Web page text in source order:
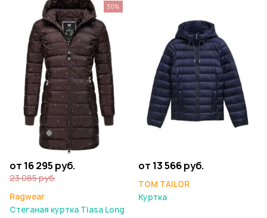
от 16 295 руб.
23 085 руб.
Ragwear
Стеганая куртка Tiasa Long
30%
от 13 566 руб.
TOM TAILOR
Куртка